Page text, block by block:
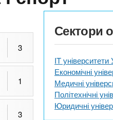
3
1
3
Сектори
IT університети
Економічні
Медичні
Політехнічні
Юридичні